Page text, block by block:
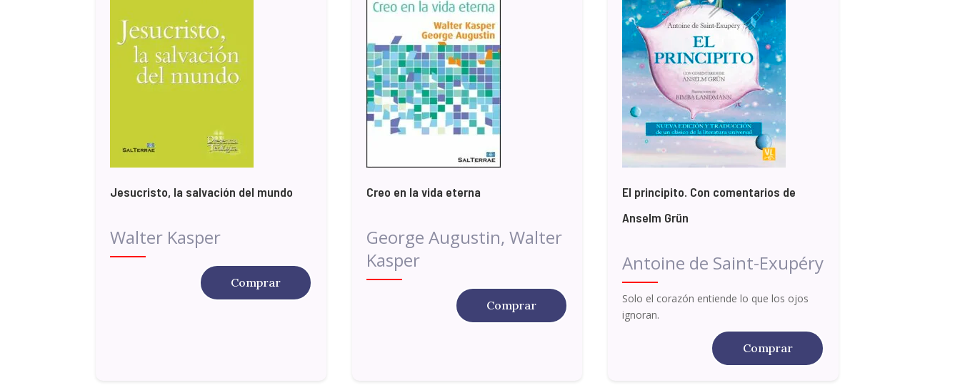
Jesucristo, la salvación del mundo
Walter Kasper
Comprar
Creo en la vida eterna
George Augustin, Walter
Kasper
Comprar
El principito. Con comentarios de
Anselm Grün
Antoine de Saint-Exupéry
Solo el corazón entiende lo que los ojos
ignoran.
Comprar